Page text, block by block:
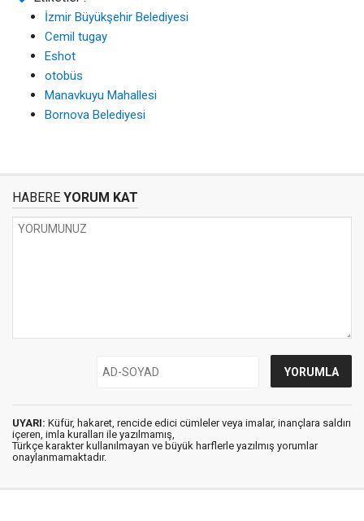
İzmir Büyükşehir Belediyesi
Cemil tugay
Eshot
otobüs
Manavkuyu Mahallesi
Bornova Belediyesi
HABERE YORUM KAT
UYARI: Küfür, hakaret, rencide edici cümleler veya imalar, inançlara saldırı
içeren, imla kuralları ile yazılmamış,
Türkçe karakter kullanılmayan ve büyük harflerle yazılmış yorumlar
onaylanmamaktadır.